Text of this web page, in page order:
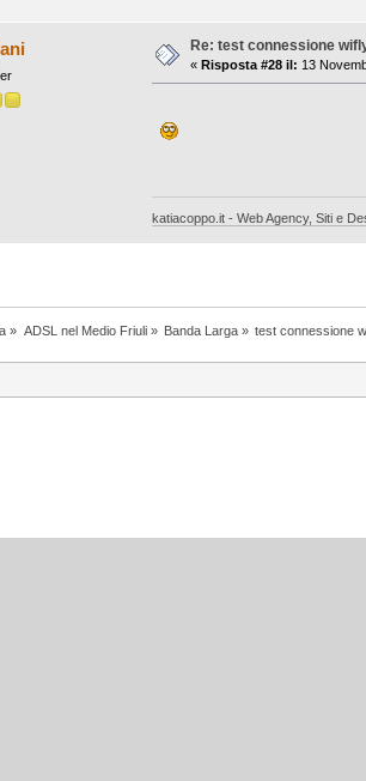
Re: test connessione
« Risposta #28 il: 13
katiacoppo.it - Web Agency, Siti e
» ADSL nel Medio Friuli» Banda Larga» test connessione